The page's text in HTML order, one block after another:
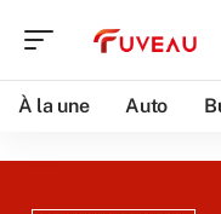
À la une Auto